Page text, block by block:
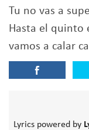
Tu no vas a
Hasta el quinto
vamos a calar
Lyrics powered by